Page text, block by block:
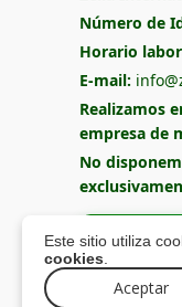
Este sitio utiliza
cookies
Aceptar
Número de
Horario
E-mail:
Realizamos
empresa de
No